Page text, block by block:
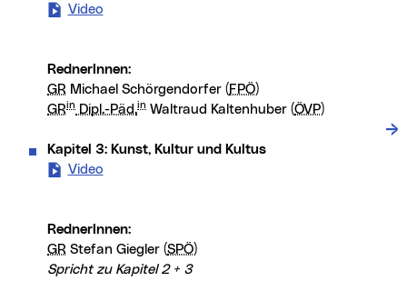
Video
RednerInnen:
GR Michael Schörgendorfer ( FPÖ)
GRin Dipl.-Päd.in Waltraud Kaltenhuber (ÖVP)
Kapitel 3: Kunst, Kultur und Kultus
Video
RednerInnen:
GR Stefan Giegler (SPÖ)
Spricht zu Kapitel 2 + 3